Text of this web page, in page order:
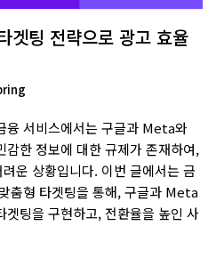
겟팅 전략으로 광고 효율
융 서비스에서는 구글과 Meta와
한 정보에 대한 규제가 존재하여,
운 상황입니다. 이번 글에서는 금
춤형 타겟팅을 통해, 구글과 Meta
겟팅을 구현하고, 전환율을 높인 사